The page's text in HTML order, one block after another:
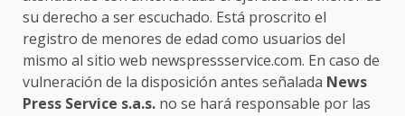
su derecho a ser escuchado. Está proscrito el
registro de menores de edad como usuarios del
mismo al sitio web newspressservice.com. En caso de
vulneración de la disposición antes señalada News
Press Service s.a.s. no se hará responsable por las